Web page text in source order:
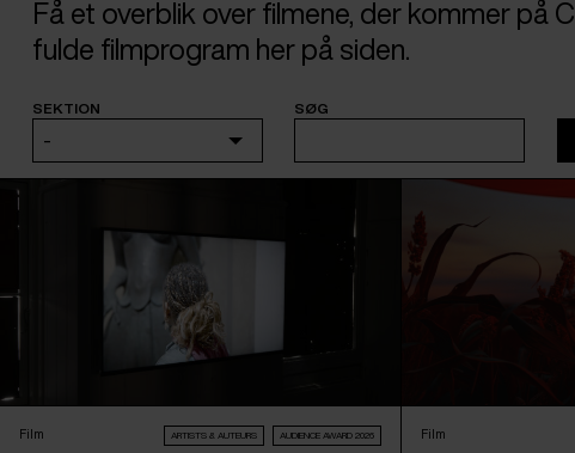
Få et overblik over filmene, der kommer på
fulde filmprogram her på siden.
SEKTION
-
SØG
Film ARTISTS & AUTEURS AUDIENCE AWARD 2026 Film